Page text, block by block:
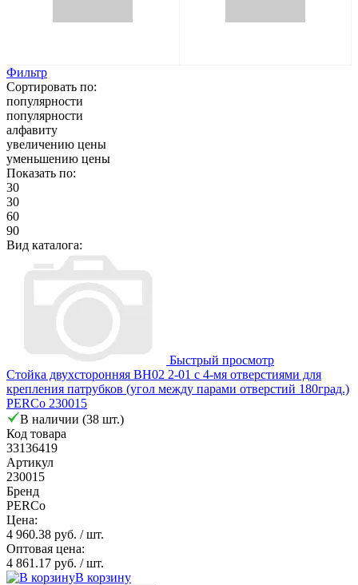
Фильтр
Сортировать по:
популярности
популярности
алфавиту
увеличению цены
уменьшению цены
Показать по:
30
30
60
90
Вид каталога:
Быстрый просмотр
Стойка двухсторонняя BH02 2-01 с 4-мя отверстиями для
крепления патрубков (угол между парами отверстий 180град.)
PERCo 230015
В наличии (38 шт.)
Код товара
33136419
Артикул
230015
Бренд
PERCo
Цена:
4 960.38 руб. / шт.
Оптовая цена:
4 861.17 руб. / шт.
В корзину